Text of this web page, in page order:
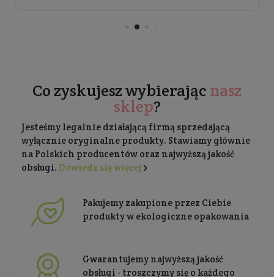
Co zyskujesz wybierając nasz
sklep?
Jesteśmy legalnie działającą firmą sprzedającą
wyłącznie oryginalne produkty. Stawiamy głównie
na Polskich producentów oraz najwyższą jakość
obsługi. Dowiedz się więcej
Pakujemy zakupione przez Ciebie
produkty w ekologiczne opakowania
Gwarantujemy najwyższą jakość
obsługi - troszczymy się o każdego